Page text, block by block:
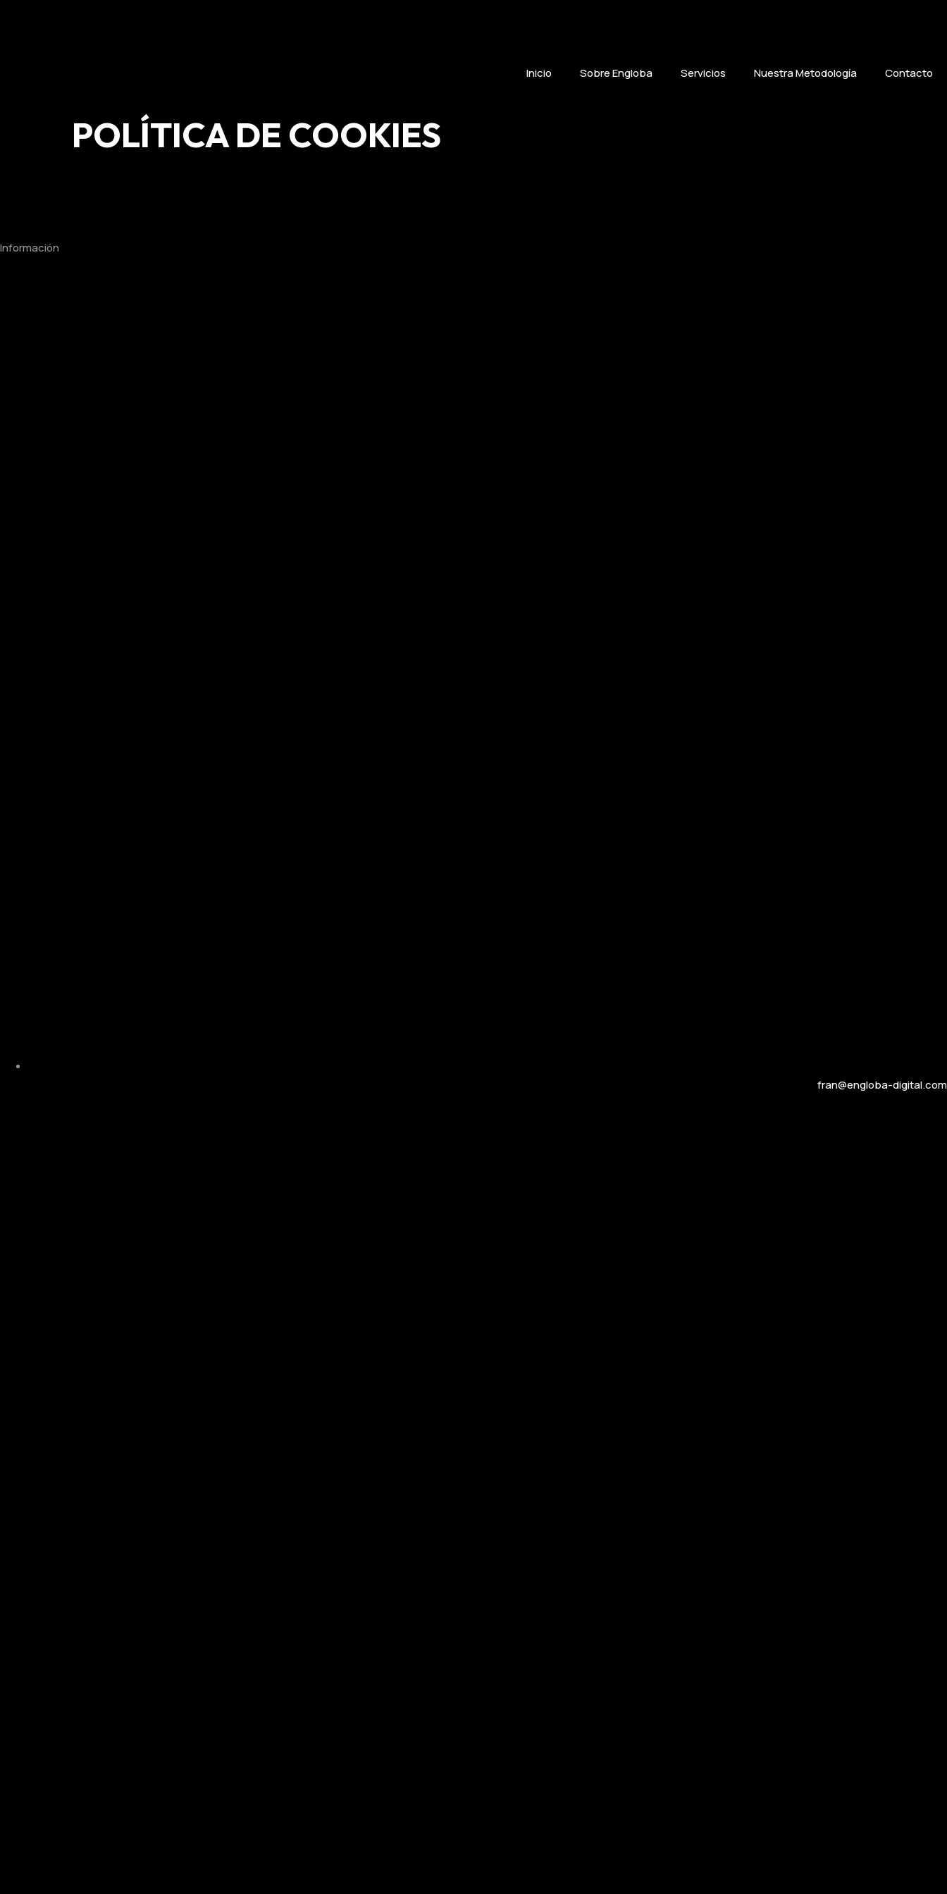
Inicio Sobre Engloba Servicios Nuestra Metodología Contacto
POLÍTICA DE COOKIES
Información
fran@engloba-digital.com